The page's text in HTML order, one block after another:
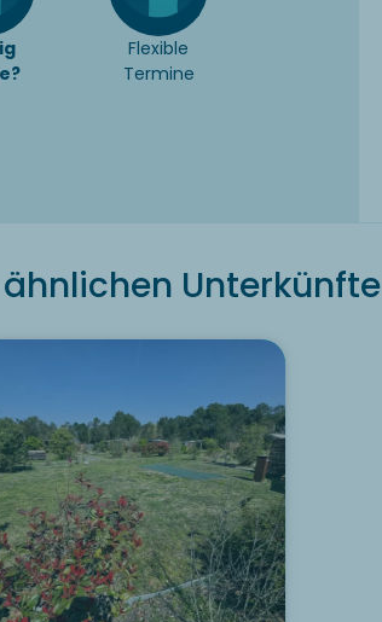
Flexible
Termine
ähnlichen Unterkünfte